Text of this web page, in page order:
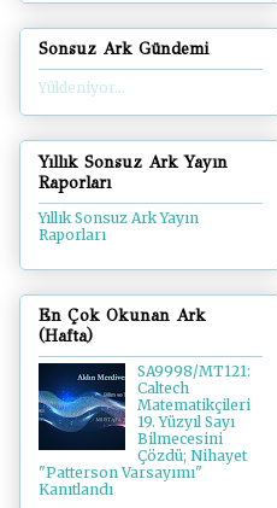
Sonsuz Ark Gündemi
Yükleniyor...
Yıllık Sonsuz Ark Yayın
Raporları
Yıllık Sonsuz Ark Yayın
Raporları
En Çok Okunan Ark
(Hafta)
SA9998/MT121:
Caltech
Matematikçileri
19. Yüzyıl Sayı
Bilmecesini
Çözdü; Nihayet
"Patterson Varsayımı"
Kanıtlandı